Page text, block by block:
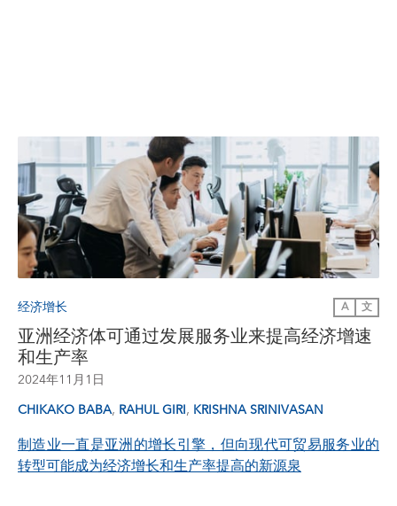
经济增长 A 文
亚洲经济体可通过发展服务业来提高经济增速
和生产率
2024年11月1日
CHIKAKO BABA, RAHUL GIRI, KRISHNA SRINIVASAN
制造业一直是亚洲的增长引擎，但向现代可贸易服务业的
转型可能成为经济增长和生产率提高的新源泉